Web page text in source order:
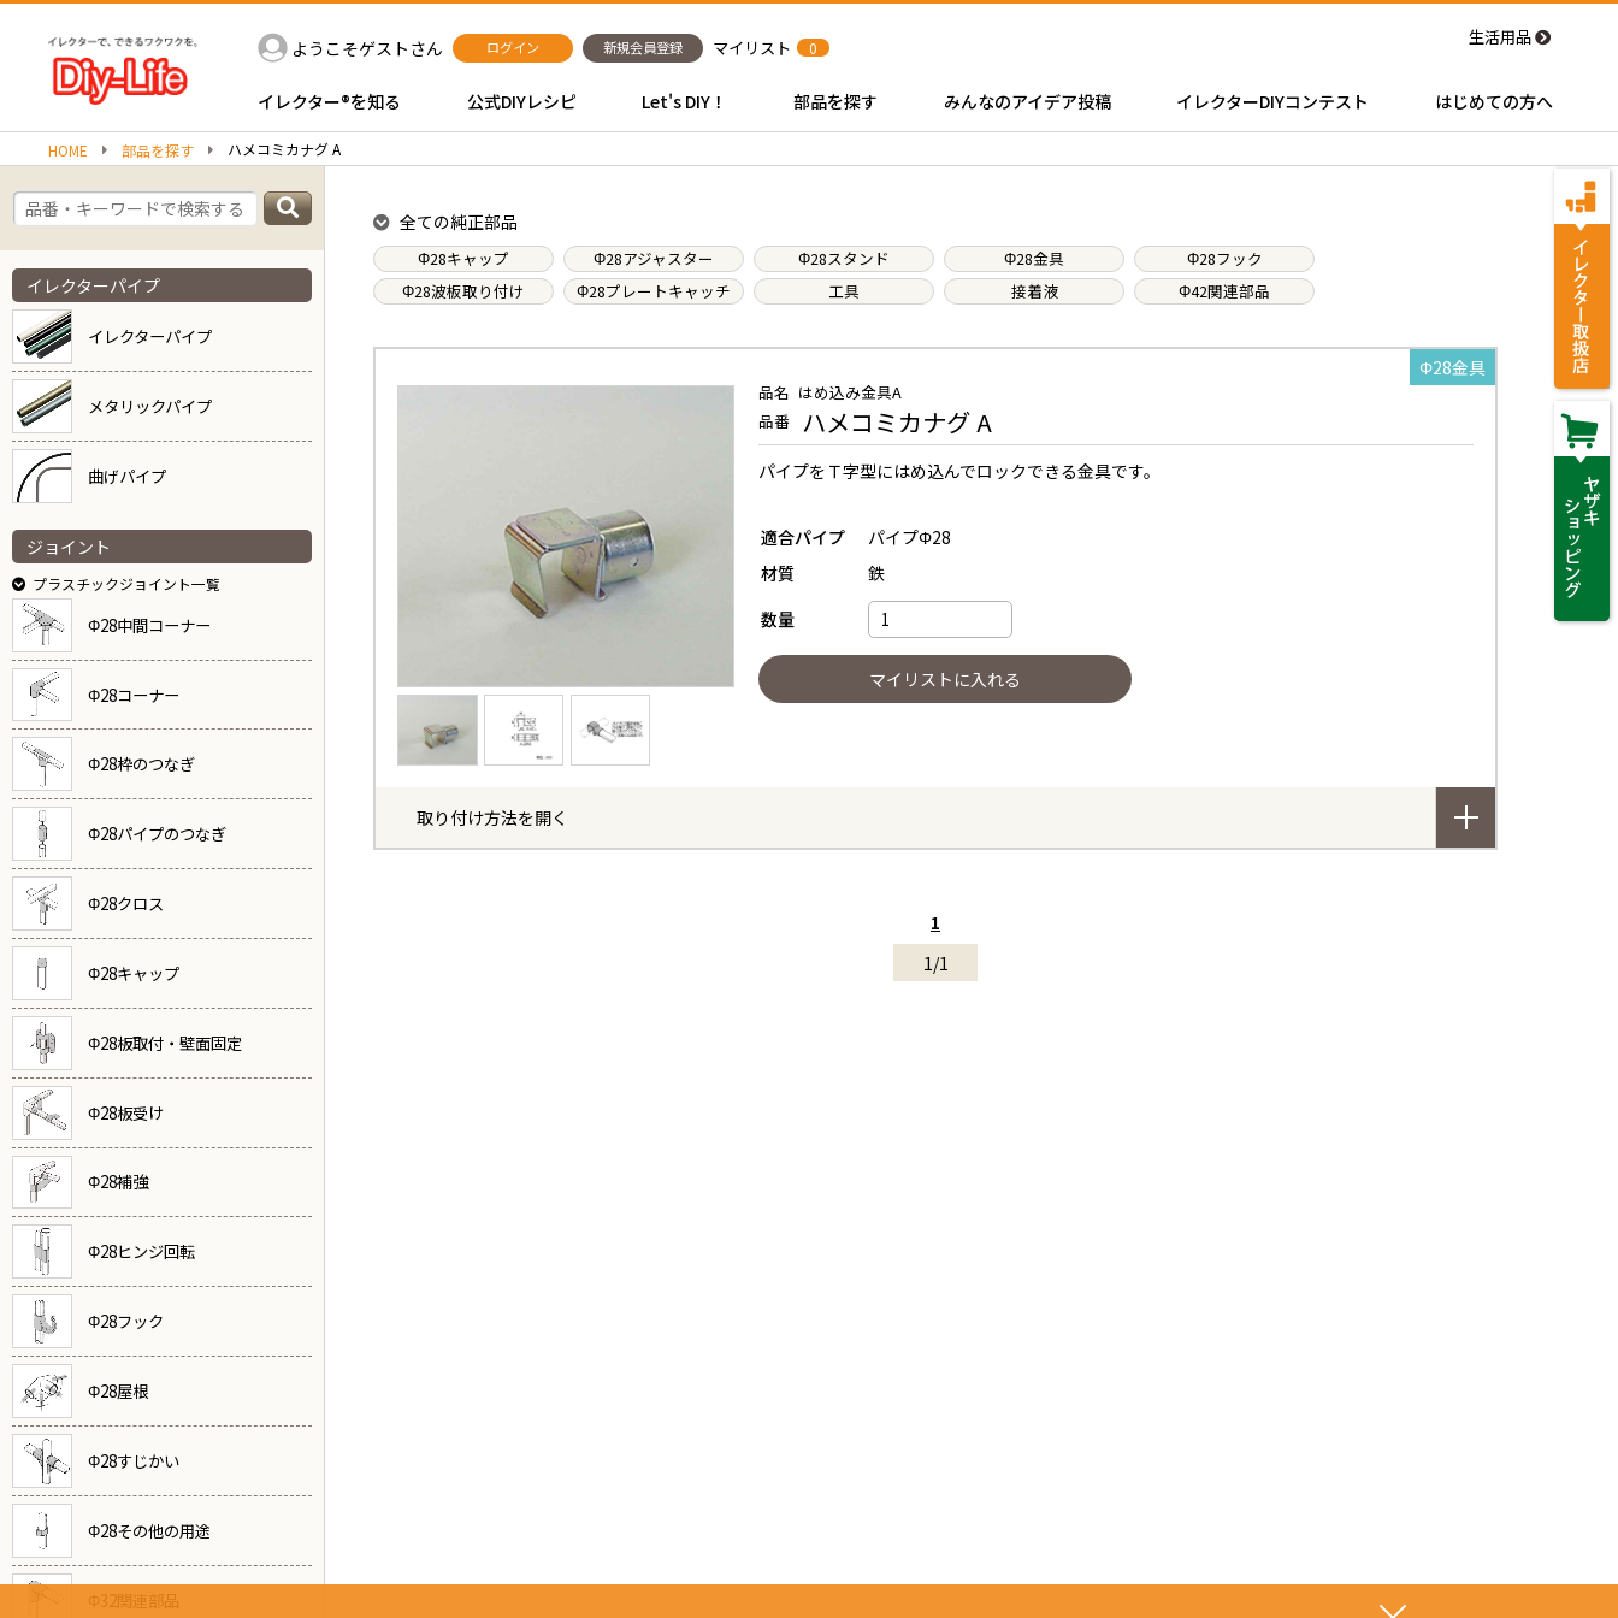
ようこそゲストさん ログイン 新規会員登録 マイリスト 0 生活用品
イレクター®を知る 公式DIYレシピ Let's DIY！ 部品を探す みんなのアイデア投稿 イレクターDIYコンテスト はじめての方へ
HOME 部品を探す ハメコミカナグ A
イレクターパイプ
イレクターパイプ
メタリックパイプ
曲げパイプ
ジョイント
プラスチックジョイント一覧
Φ28中間コーナー
Φ28コーナー
Φ28枠のつなぎ
Φ28パイプのつなぎ
Φ28クロス
Φ28キャップ
Φ28板取付・壁面固定
Φ28板受け
Φ28補強
Φ28ヒンジ回転
Φ28フック
Φ28屋根
Φ28すじかい
Φ28その他の用途
Φ32関連部品
全ての純正部品
Φ28キャップ Φ28アジャスター Φ28スタンド Φ28金具
Φ28フック
Φ28波板取り付け
Φ28プレートキャッチ 工具 接着液 Φ42関連部品
Φ28金具
品名 はめ込み金具A
品番 ハメコミカナグ A
パイプをＴ字型にはめ込んでロックできる金具です。
適合パイプ
パイプΦ28
材質
鉄
数量
取り付け方法を開く
1/1
1